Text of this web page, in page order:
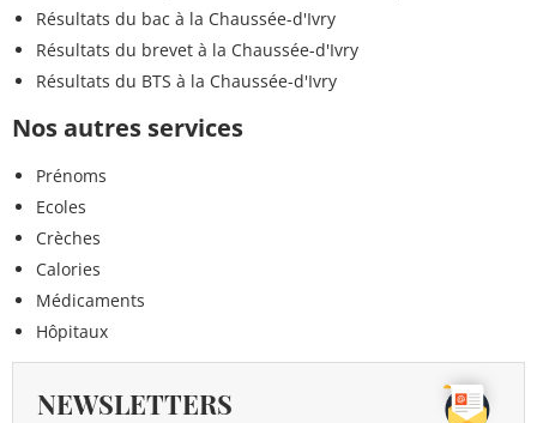
Résultats du bac à la Chaussée-d'Ivry
Résultats du brevet à la Chaussée-d'Ivry
Résultats du BTS à la Chaussée-d'Ivry
Nos autres services
Prénoms
Ecoles
Crèches
Calories
Médicaments
Hôpitaux
NEWSLETTERS